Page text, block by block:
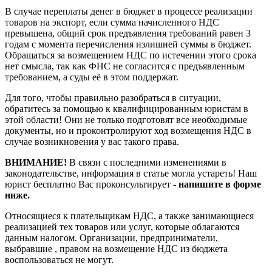
В случае переплаты денег в бюджет в процессе реализации
товаров на экспорт, если сумма начисленного НДС
превышена, общий срок предъявления требований равен 3
годам с момента перечисления излишней суммы в бюджет.
Обращаться за возмещением НДС по истечении этого срока
нет смысла, так как ФНС не согласится с предъявленным
требованием, а суды её в этом поддержат.
Для того, чтобы правильно разобраться в ситуации,
обратитесь за помощью к квалифицированным юристам в
этой области! Они не только подготовят все необходимые
документы, но и проконтролируют ход возмещения НДС в
случае возникновения у вас такого права.
ВНИМАНИЕ! В связи с последними изменениями в
законодательстве, информация в статье могла устареть! Наш
юрист бесплатно Вас проконсультирует - напишите в форме
ниже.
Относящиеся к плательщикам НДС, а также занимающиеся
реализацией тех товаров или услуг, которые облагаются
данным налогом. Организации, предприниматели,
выбравшие , правом на возмещение НДС из бюджета
воспользоваться не могут.